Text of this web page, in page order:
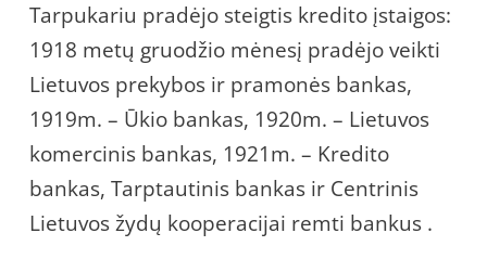
Tarpukariu pradėjo steigtis kredito įstaigos:
1918 metų gruodžio mėnesį pradėjo veikti
Lietuvos prekybos ir pramonės bankas,
1919m. – Ūkio bankas, 1920m. – Lietuvos
komercinis bankas, 1921m. – Kredito
bankas, Tarptautinis bankas ir Centrinis
Lietuvos žydų kooperacijai remti bankus .